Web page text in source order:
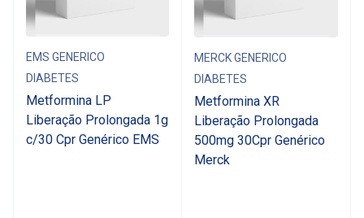
EMS GENERICO
DIABETES
Metformina LP
Liberação Prolongada 1g
c/30 Cpr Genérico EMS
MERCK GENERICO
DIABETES
Metformina XR
Liberação Prolongada
500mg 30Cpr Genérico
Merck